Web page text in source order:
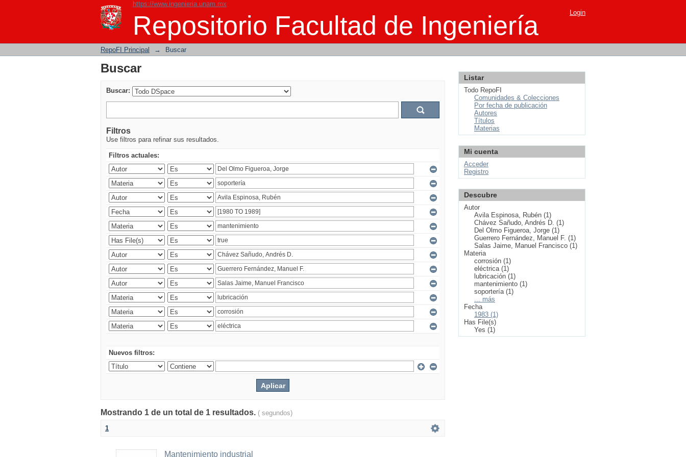
https://www.ingenieria.unam.mx
Repositorio Facultad de Ingeniería
Buscar Login
RepoFI Principal → Buscar
Buscar
Buscar:
Filtros
Use filtros para refinar sus resultados.
Filtros actuales:
Nuevos filtros:
Mostrando 1 de un total de 1 resultados. ( segundos)
1
Mantenimiento industrial
Listar
Todo RepoFI
Comunidades & Colecciones
Por fecha de publicación
Autores
Títulos
Materias
Mi cuenta
Acceder
Registro
Descubre
Autor
Avila Espinosa, Rubén (1)
Chávez Sañudo, Andrés D. (1)
Del Olmo Figueroa, Jorge (1)
Guerrero Fernández, Manuel F. (1)
Salas Jaime, Manuel Francisco (1)
Materia
corrosión (1)
eléctrica (1)
lubricación (1)
mantenimiento (1)
soportería (1)
... más
Fecha
1983 (1)
Has File(s)
Yes (1)